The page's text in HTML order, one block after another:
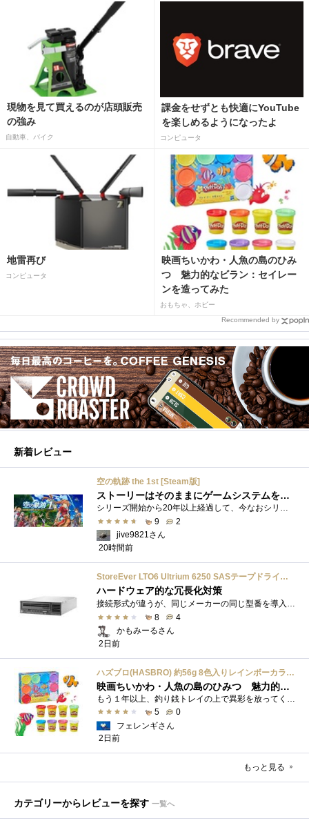
現物を見て買えるのが店頭販売
の強み
自動車、バイク
課金をせずとも快適にYouTube
を楽しめるようになったよ
コンピュータ
地雷再び
コンピュータ
映画ちいかわ・人魚の島のひみ
つ 魅力的なビラン：セイレー
ンを造ってみた
おもちゃ、ホビー
Recommended by
新着レビュー
空の軌跡 the 1st [Steam版]
ストーリーはそのままにゲームシステムを現代化
シリーズ開始から20年以上経過して、今なおシリーズの完結が見えてこない日本ファルコムのストーリーRPG、「英雄伝説軌跡シリーズ」。シリーズ...
9
2
jive9821さん
20時間前
StoreEver LTO6 Ultrium 6250 SASテープドライブ(内蔵型)
ハードウェア的な冗長化対策
8
4
かもみーるさん
2日前
ハズブロ(HASBRO) 約56g 8色入りレインボーカラーのプレイ・ドー、新学期用品、2才以上のプリスクールの子供向け、子供向けのアート&クラフト 粘土 ねんど、こどもの日、子供の日プレゼント
映画ちいかわ・人魚の島のひみつ 魅力的なビラン：セイレーンを造ってみた
5
0
フェレンギさん
2日前
もっと見る
カテゴリーからレビューを探す 一覧へ